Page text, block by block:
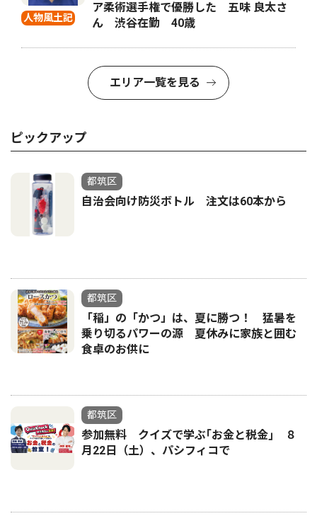
人物風土記
ア柔術選手権で優勝した 五味 良太さ
ん 渋谷在勤 40歳
エリア一覧を見る
ピックアップ
都筑区
自治会向け防災ボトル 注文は60本から
都筑区
「稲」の「かつ」は、夏に勝つ！ 猛暑を
乗り切るパワーの源 夏休みに家族と囲む
食卓のお供に
都筑区
参加無料 クイズで学ぶ｢お金と税金｣ ８
月22日（土）、パシフィコで